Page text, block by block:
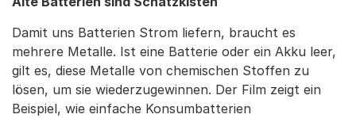
Damit uns Batterien Strom liefern, braucht es
mehrere Metalle. Ist eine Batterie oder ein Akku leer,
gilt es, diese Metalle von chemischen Stoffen zu
lösen, um sie wiederzugewinnen. Der Film zeigt ein
Beispiel, wie einfache Konsumbatterien